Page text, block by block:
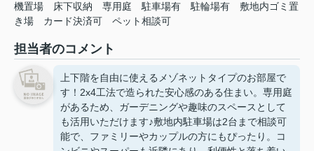
機置場
床下収納 専用庭 駐車場有 駐輪場有
敷地内ゴミ置
き場
カード決済可 ペット相談可
担当者のコメント
上下階を自由に使えるメゾネットタイプのお部屋で
す！2x4工法で造られた安心感のある住まい。専用庭
があるため、ガーデニングや趣味のスペースとして
も活用いただけます♪敷地内駐車場は2台まで相談可
能で、ファミリーやカップルの方にもぴったり。コ